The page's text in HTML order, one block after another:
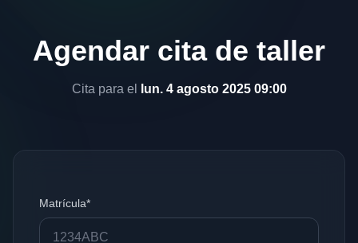
Agendar cita de taller
Cita para el lun. 4 agosto 2025 09:00
Matrícula*